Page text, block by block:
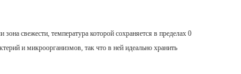
свежести, температура которой сохраняется в пределах 0
и микроорганизмов, так что в ней идеально хранить